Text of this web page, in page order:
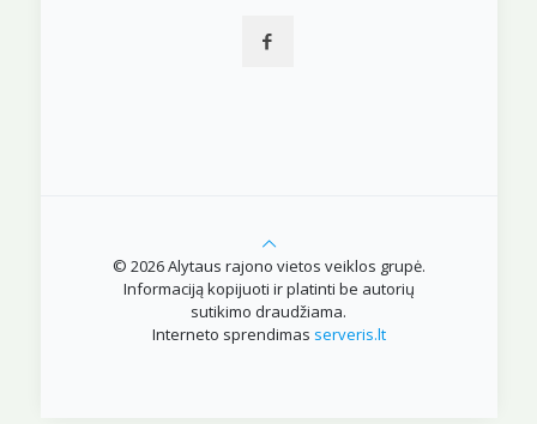
© 2026 Alytaus rajono vietos veiklos grupė.
Informaciją kopijuoti ir platinti be autorių
sutikimo draudžiama.
Interneto sprendimas serveris.lt